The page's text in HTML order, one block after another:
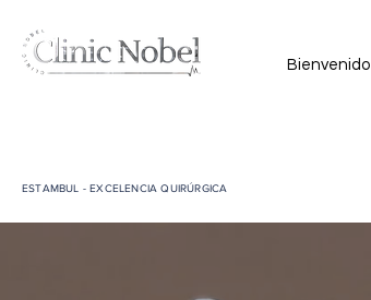
Bienvenido
ESTAMBUL - EXCELENCIA QUIRÚRGICA